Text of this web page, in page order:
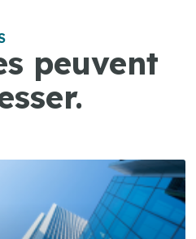
peuvent